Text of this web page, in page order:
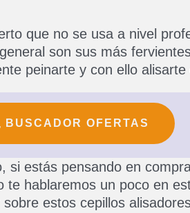
que no se usa a nivel
son sus más
peinarte y con ello
BUSCADOR OFERTAS
si estás pensando en
te hablaremos un poco en
estos cepillos